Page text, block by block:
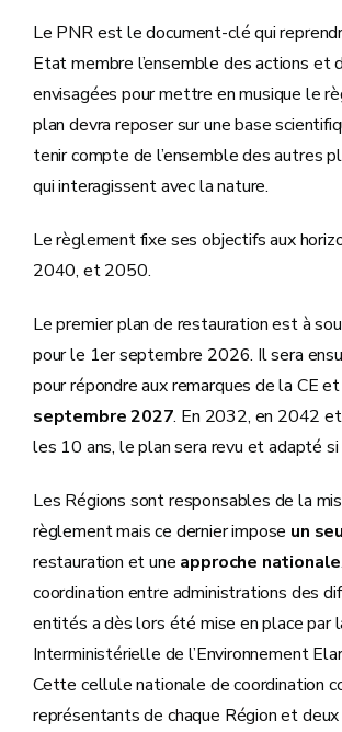
Le PNR est le document-clé qui
Etat membre l’ensemble des actions et
envisagées pour mettre en musique le
plan devra reposer sur une base
tenir compte de l’ensemble des autres
qui interagissent avec la nature.
Le règlement fixe ses objectifs aux
2040, et 2050.
Le premier plan de restauration est à
pour le 1er septembre 2026. Il sera
pour répondre aux remarques de la CE
septembre 2027. En 2032, en 2042
les 10 ans, le plan sera revu et adapté si
Les Régions sont responsables de la
règlement mais ce dernier impose un
restauration et une approche nationale
coordination entre administrations des
entités a dès lors été mise en place par
Interministérielle de l’Environnement
Cette cellule nationale de coordination
représentants de chaque Région et